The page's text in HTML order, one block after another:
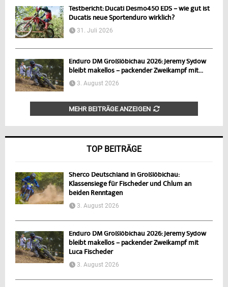
Testbericht: Ducati Desmo450 EDS – wie gut ist
Ducatis neue Sportenduro wirklich?
31. Juli 2026
Enduro DM Großlöbichau 2026: Jeremy Sydow
bleibt makellos – packender Zweikampf mit...
3. August 2026
MEHR BEITRÄGE ANZEIGEN
TOP BEITRÄGE
Sherco Deutschland in Großlöbichau:
Klassensiege für Fischeder und Chlum an
beiden Renntagen
3. August 2026
Enduro DM Großlöbichau 2026: Jeremy Sydow
bleibt makellos – packender Zweikampf mit
Luca Fischeder
3. August 2026